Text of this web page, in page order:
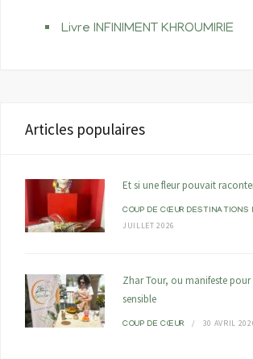
Livre INFINIMENT KHROUMIRIE
Articles populaires
Et si une fleur pouvait
COUP DE CŒUR DESTINATIONS
JUILLET 2026
Zhar Tour, ou manifeste
sensible
COUP DE CŒUR 30 AVRIL